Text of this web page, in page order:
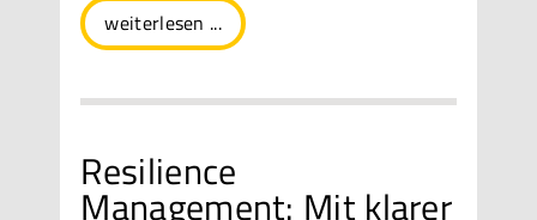
weiterlesen ...
Resilience
Management: Mit klarer